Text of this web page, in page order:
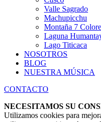
Valle Sagrado
Machupicchu
Montaña 7
Laguna
Lago Titicaca
NOSOTROS
BLOG
NUESTRA MÚSICA
CONTACTO
NECESITAMOS SU
Utilizamos cookies para